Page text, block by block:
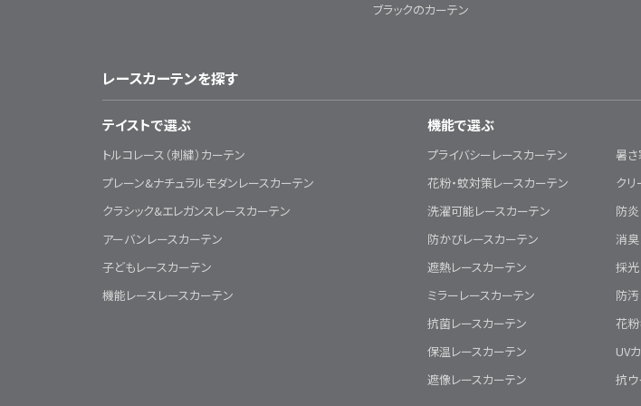
ブラックのカーテン
レースカーテンを探す
テイストで選ぶ
トルコレース（刺繍）カーテン
プレーン&ナチュラルモダンレースカーテン
クラシック&エレガンスレースカーテン
アーバンレースカーテン
子どもレースカーテン
機能レースレースカーテン
機能で選ぶ
プライバシーレースカーテン
暑さ
花粉・蚊対策レースカーテン
クリ
洗濯可能レースカーテン
防
防かびレースカーテン
消臭
遮熱レースカーテン
採光
ミラーレースカーテン
防
抗菌レースカーテン
花粉
保温レースカーテン
UV
遮像レースカーテン
抗ウ